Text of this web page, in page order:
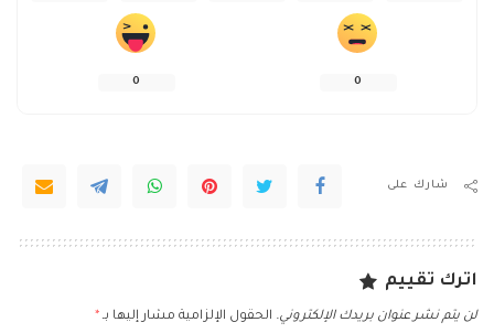
0
0
شارك على
اترك تقييم
لن يتم نشر عنوان بريدك الإلكتروني. الحقول الإلزامية مشار إليها بـ *